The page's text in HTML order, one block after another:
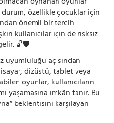
durum, özellikle çocuklar için
önemli bir tercih
kullanıcılar için de risksiz
🔓🛡️
uyumluluğu açısından
dizüstü, tablet veya
oyunlar, kullanıcıların
yaşamasına imkân tanır. Bu
beklentisini karşılayan